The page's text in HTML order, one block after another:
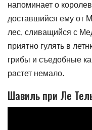
напоминает о
доставшийся ему от
лес, сливащийся с
приятно гулять в
грибы и съедобные
растет немало.
Шавиль при Ле